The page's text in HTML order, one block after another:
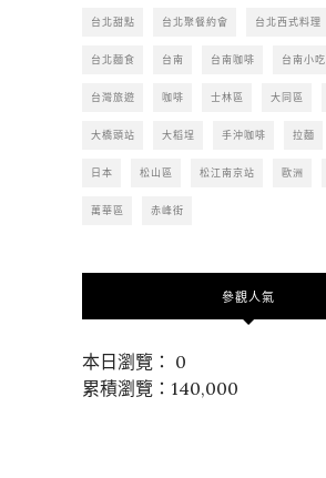
台北甜點 台北聚餐約會 台北西式料理
台北麵食 台南 台南咖啡 台南小吃
台灣旅遊 咖啡 士林區 大同區
大橋頭站 大稻埕 手沖咖啡 拉麵
日本 松山區 松江南京站 歐洲
萬華區 赤峰街
參觀人氣
本日瀏覽： 0
累積瀏覽：140,000